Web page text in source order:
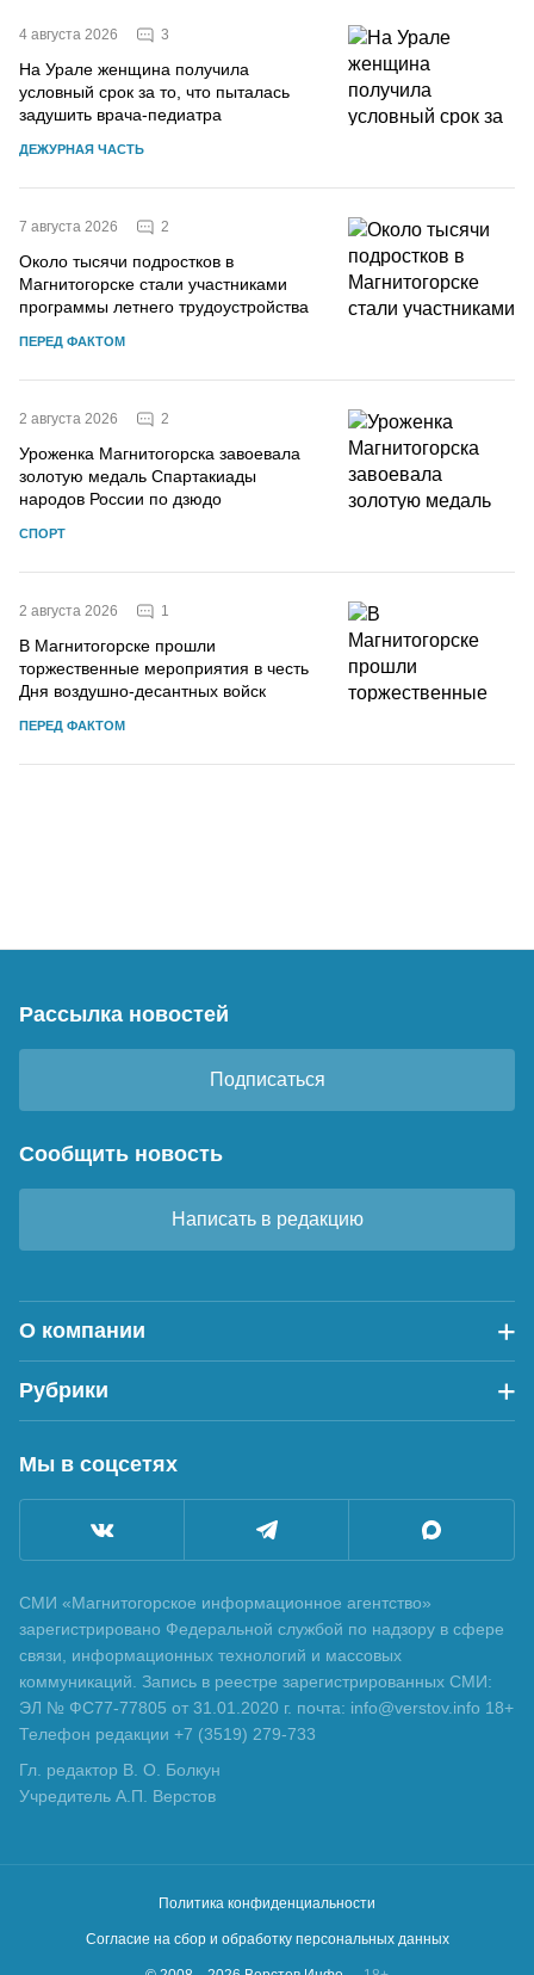
4 августа 2026 3
На Урале женщина получила
условный срок за то, что пыталась
задушить врача-педиатра
ДЕЖУРНАЯ ЧАСТЬ
7 августа 2026 2
Около тысячи подростков в
Магнитогорске стали участниками
программы летнего трудоустройства
ПЕРЕД ФАКТОМ
2 августа 2026 2
Уроженка Магнитогорска завоевала
золотую медаль Спартакиады
народов России по дзюдо
СПОРТ
2 августа 2026 1
В Магнитогорске прошли
торжественные мероприятия в честь
Дня воздушно-десантных войск
ПЕРЕД ФАКТОМ
Рассылка новостей
Подписаться
Сообщить новость
Написать в редакцию
О компании
Рубрики
Мы в соцсетях
СМИ «Магнитогорское информационное агентство»
зарегистрировано Федеральной службой по надзору в сфере
связи, информационных технологий и массовых
коммуникаций. Запись в реестре зарегистрированных СМИ:
ЭЛ № ФС77-77805 от 31.01.2020 г. почта: info@verstov.info 18+
Телефон редакции +7 (3519) 279-733
Гл. редактор В. О. Болкун
Учредитель А.П. Верстов
Политика конфиденциальности
Согласие на сбор и обработку персональных данных